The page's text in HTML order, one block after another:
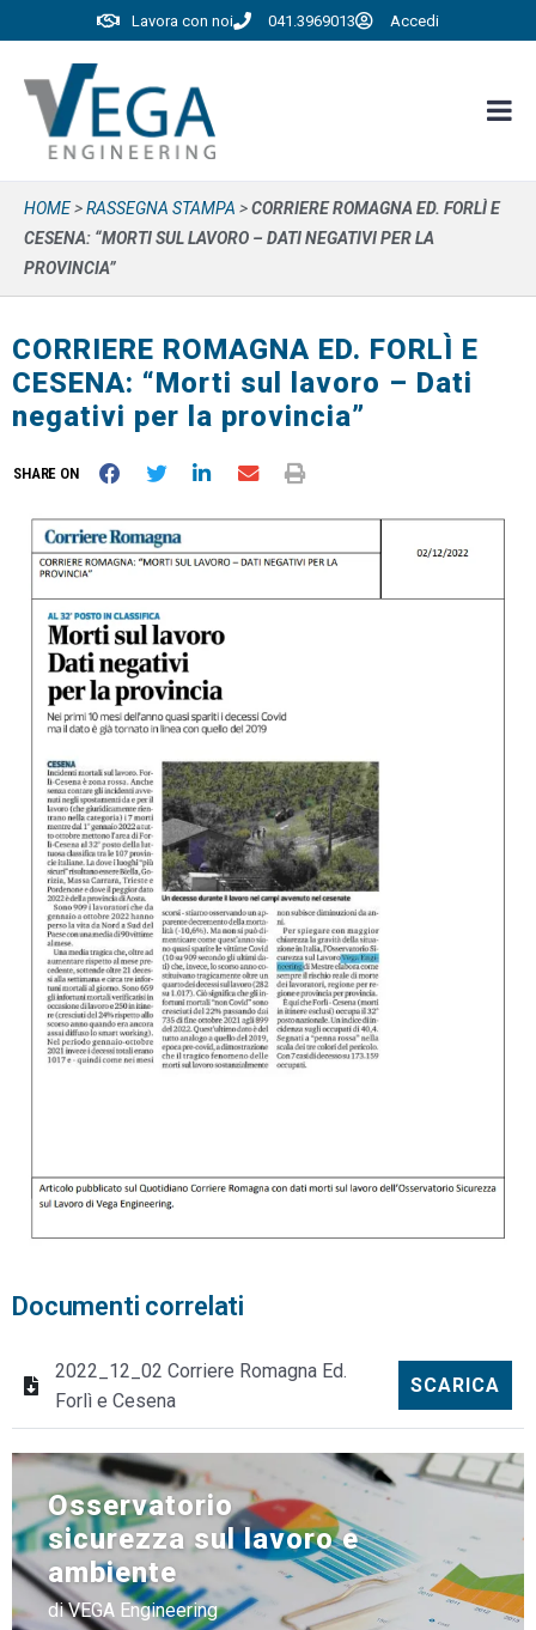
Lavora con noi 041.3969013 Accedi
HOME>RASSEGNA STAMPA >CORRIERE ROMAGNA ED. FORLÌ E
CESENA: “MORTI SUL LAVORO – DATI NEGATIVI PER LA
PROVINCIA”
CORRIERE ROMAGNA ED. FORLÌ E
CESENA: “Morti sul lavoro – Dati
negativi per la provincia”
SHARE ON
Documenti correlati
2022_12_02 Corriere Romagna Ed.
Forlì e Cesena
SCARICA
Osservatorio
sicurezza sul lavoro e
ambiente
di VEGA Engineering